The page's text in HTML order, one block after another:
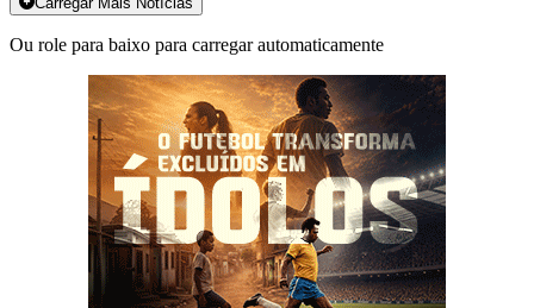
Ou role para baixo para carregar automaticamente